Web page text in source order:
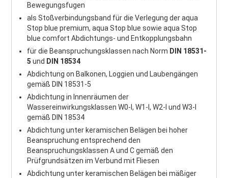
Bewegungsfugen
als Stoßverbindungsband für die Verlegung der aqua
Stop blue premium, aqua Stop blue sowie aqua Stop
blue comfort Abdichtungs- und Entkopplungsbahn
für die Beanspruchungsklassen nach Norm DIN 18531-
5 und DIN 18534
Abdichtung on Balkonen, Loggien und Laubengängen
gemäß DIN 18531-5
Abdichtung in Innenräumen der
Wassereinwirkungsklassen W0-I, W1-I, W2-I und W3-I
gemäß DIN 18534
Abdichtung unter keramischen Belägen bei hoher
Beanspruchung entsprechend den
Beanspruchungsklassen A und C gemäß den
Prüfgrundsätzen im Verbund mit Fliesen
Abdichtung unter keramischen Belägen bei mäßiger